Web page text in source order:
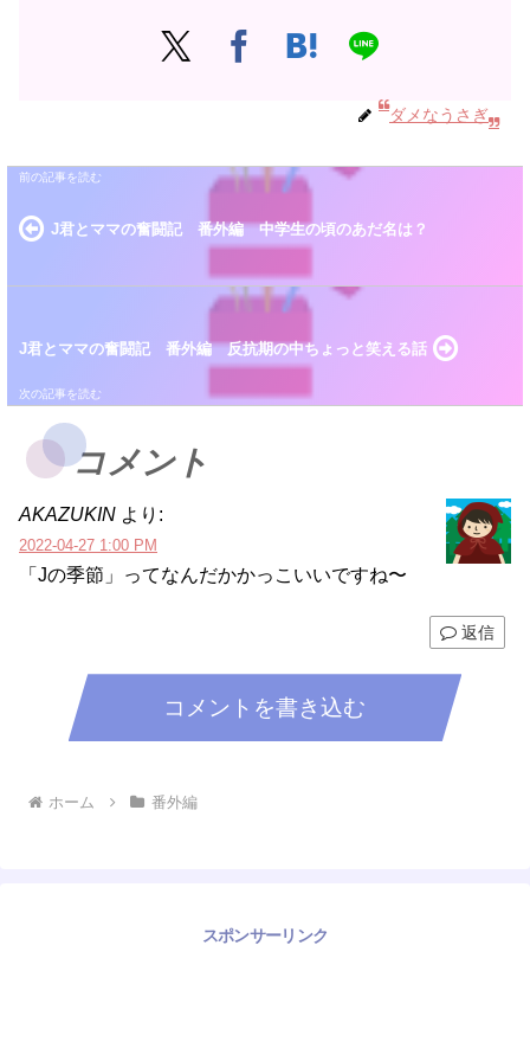
ダメなうさぎ
J君とママの奮闘記 番外編 中学生の頃のあだ名は？
J君とママの奮闘記 番外編 反抗期の中ちょっと笑える話
コメント
AKAZUKIN より:
2022-04-27 1:00 PM
「Jの季節」ってなんだかかっこいいですね〜
返信
コメントを書き込む
ホーム 番外編
スポンサーリンク